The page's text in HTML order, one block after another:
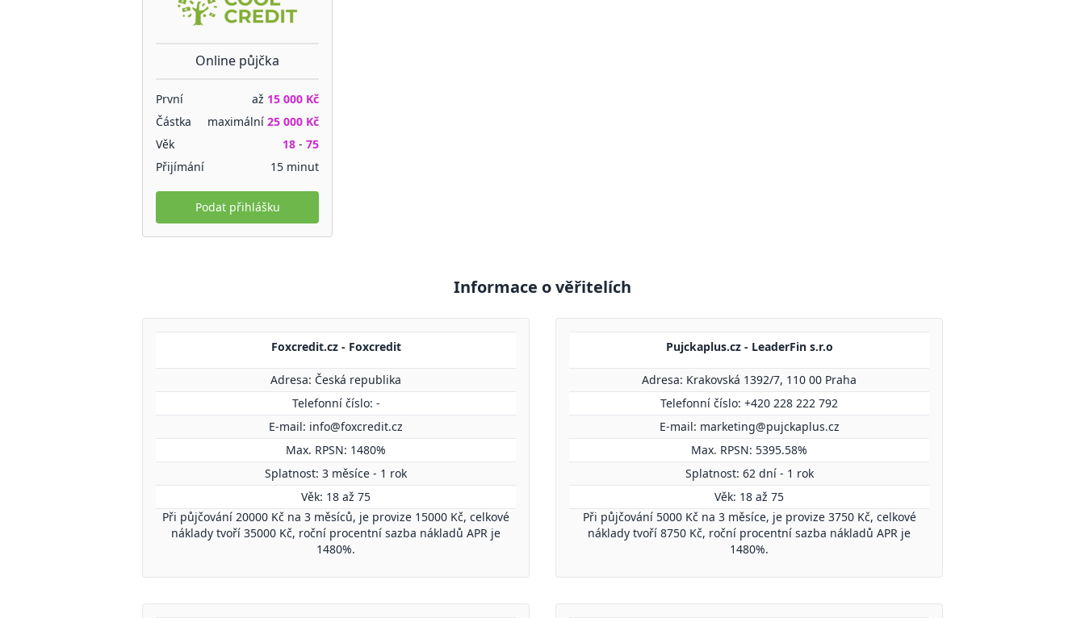
Online půjčka
První až 15 000 Kč
Částka
maximální 25 000 Kč
Věk
18 - 75
Přijímání
15 minut
Podat přihlášku
Informace o věřitelích
Foxcredit.cz - Foxcredit
Adresa: Česká republika
Telefonní číslo: -
E-mail: info@foxcredit.cz
Max. RPSN: 1480%
Splatnost: 3 měsíce - 1 rok
Věk: 18 až 75
Při půjčování 20000 Kč na 3 měsíců, je provize 15000 Kč, celkové
náklady tvoří 35000 Kč, roční procentní sazba nákladů APR je
1480%.
Pujckaplus.cz - LeaderFin s.r.o
Adresa: Krakovská 1392/7, 110 00 Praha
Telefonní číslo: +420 228 222 792
E-mail: marketing@pujckaplus.cz
Max. RPSN: 5395.58%
Splatnost: 62 dní - 1 rok
Věk: 18 až 75
Při půjčování 5000 Kč na 3 měsíce, je provize 3750 Kč, celkové
náklady tvoří 8750 Kč, roční procentní sazba nákladů APR je
1480%.